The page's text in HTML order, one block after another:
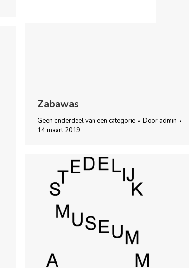
Zabawas
Geen onderdeel van een categorie Door admin
14 maart 2019